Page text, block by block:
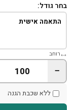
בחר גודל:
התאמה אישית
רוחב
−
ללא שכבת הגנה